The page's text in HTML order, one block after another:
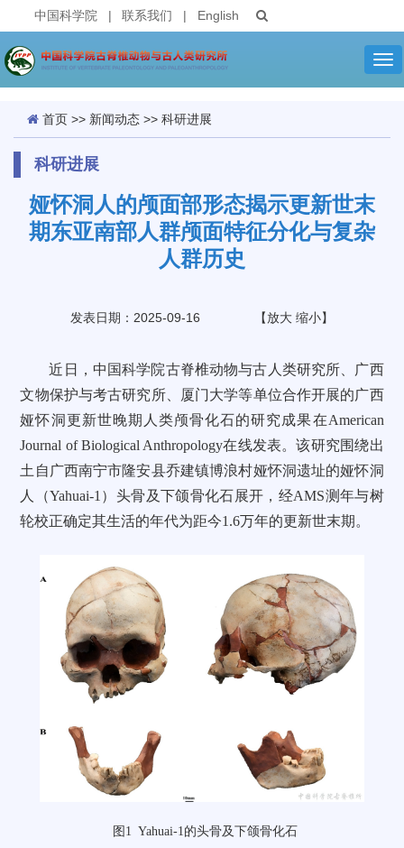
中国科学院 | 联系我们 | English
首页 >> 新闻动态 >> 科研进展
科研进展
娅怀洞人的颅面部形态揭示更新世末
期东亚南部人群颅面特征分化与复杂
人群历史
发表日期：2025-09-16 【放大 缩小】
近日，中国科学院古脊椎动物与古人类研究所、广西
文物保护与考古研究所、厦门大学等单位合作开展的广西
娅怀洞更新世晚期人类颅骨化石的研究成果在American
Journal of Biological Anthropology在线发表。该研究围绕出
土自广西南宁市隆安县乔建镇博浪村娅怀洞遗址的娅怀洞
人（Yahuai-1）头骨及下颌骨化石展开，经AMS测年与树
轮校正确定其生活的年代为距今1.6万年的更新世末期。
图1 Yahuai-1的头骨及下颌骨化石